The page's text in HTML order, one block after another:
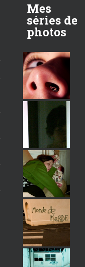
Mes
séries de
photos